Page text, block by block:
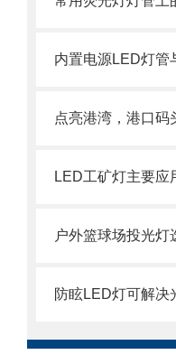
LED工矿灯主要应
户外篮球场投光灯
防眩LED灯可解决